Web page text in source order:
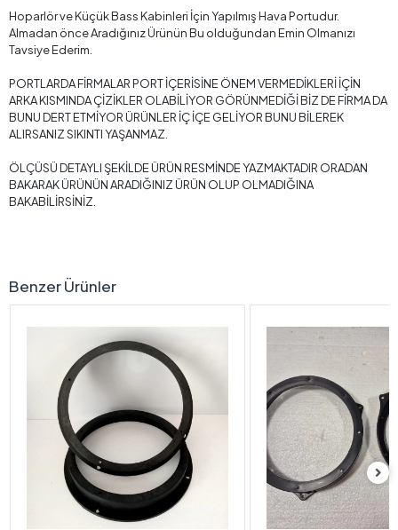
Hoparlör ve Küçük Bass Kabinleri İçin Yapılmış Hava Portudur.
Almadan önce Aradığınız Ürünün Bu olduğundan Emin Olmanızı
Tavsiye Ederim.
PORTLARDA FİRMALAR PORT İÇERİSİNE ÖNEM VERMEDİKLERİ İÇİN
ARKA KISMINDA ÇİZİKLER OLABİLİYOR GÖRÜNMEDİĞİ BİZ DE FİRMA DA
BUNU DERT ETMİYOR ÜRÜNLER İÇ İÇE GELİYOR BUNU BİLEREK
ALIRSANIZ SIKINTI YAŞANMAZ.
ÖLÇÜSÜ DETAYLI ŞEKİLDE ÜRÜN RESMİNDE YAZMAKTADIR ORADAN
BAKARAK ÜRÜNÜN ARADIĞINIZ ÜRÜN OLUP OLMADIĞINA
BAKABİLİRSİNİZ.
Benzer Ürünler